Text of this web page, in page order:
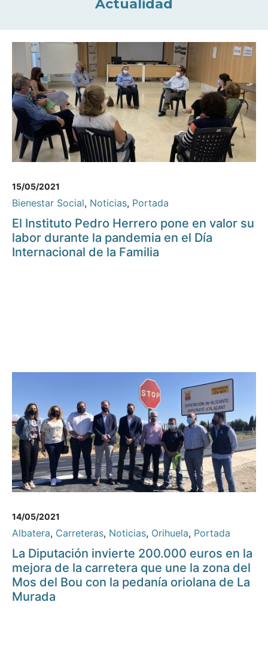
Actualidad
15/05/2021
Bienestar Social, Noticias, Portada
El Instituto Pedro Herrero pone en valor su
labor durante la pandemia en el Día
Internacional de la Familia
14/05/2021
Albatera, Carreteras, Noticias, Orihuela, Portada
La Diputación invierte 200.000 euros en la
mejora de la carretera que une la zona del
Mos del Bou con la pedanía oriolana de La
Murada